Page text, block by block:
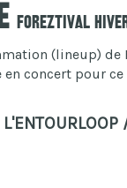
Foreztival
(lineup)
concert pour